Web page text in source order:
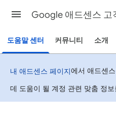
Google 애드센스 고
도움말 센터 커뮤니티 소개
내 애드센스 페이지에서 애드센
데 도움이 될 계정 관련 맞춤 정